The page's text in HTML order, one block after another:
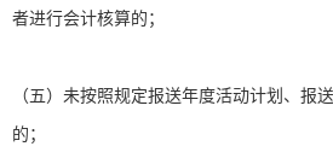
者进行会计核算的；
（五）未按照规定报送年度活动计划、报
的；